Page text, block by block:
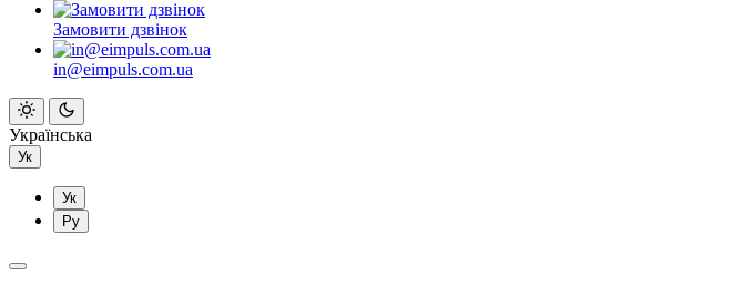
Замовити дзвінок
in@eimpuls.com.ua
Українська
Ук
Ук
Ру